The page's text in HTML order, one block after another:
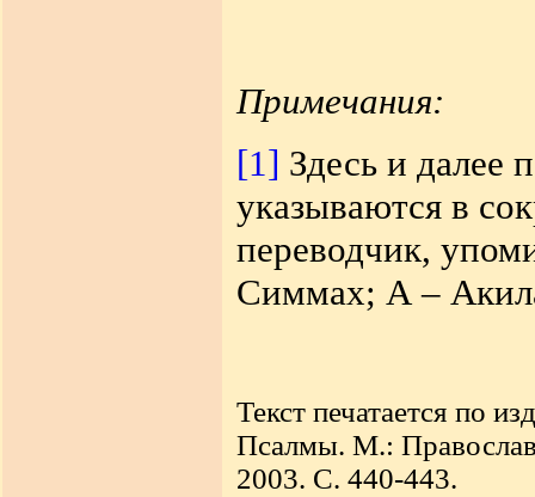
Примечания:
[1] Здесь и далее
указываются в
переводчик,
Симмах; А –
Текст печатается по
Псалмы. М.:
2003. С. 440-443.